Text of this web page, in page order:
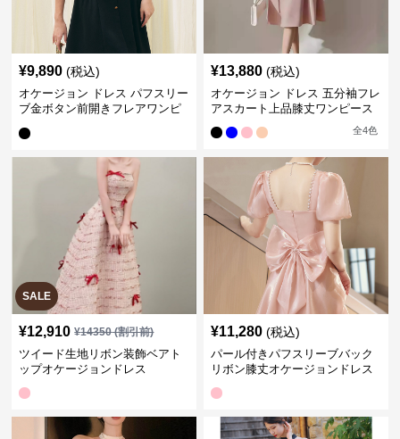
¥9,890 (税込)
オケージョン ドレス パフスリー
ブ金ボタン前開きフレアワンピ
¥13,880 (税込)
オケージョン ドレス 五分袖フレ
アスカート上品膝丈ワンピース
全4色
SALE
¥12,910 ¥14350(割引前)
ツイード生地リボン装飾ベアト
ップオケージョンドレス
¥11,280 (税込)
パール付きパフスリーブバック
リボン膝丈オケージョンドレス